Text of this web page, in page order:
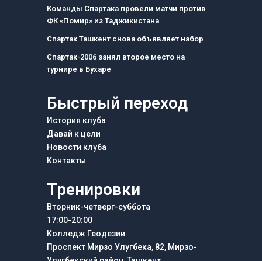
o
k
g
r
a
m
a
m
Команды Спартака провели матчи против
ФК «Помир» из Таджикистана
Спартак Ташкент снова объявляет набор
Спартак-2006 занял второе место на
турнире в Бухаре
Быстрый переход
История клуба
Давай к цели
Новости клуба
Контакты
Тренировки
Вторник-четверг-суббота
17:00-20:00
Колледж Геодезии
Проспект Мирзо Улугбека, 82, Мирзо-